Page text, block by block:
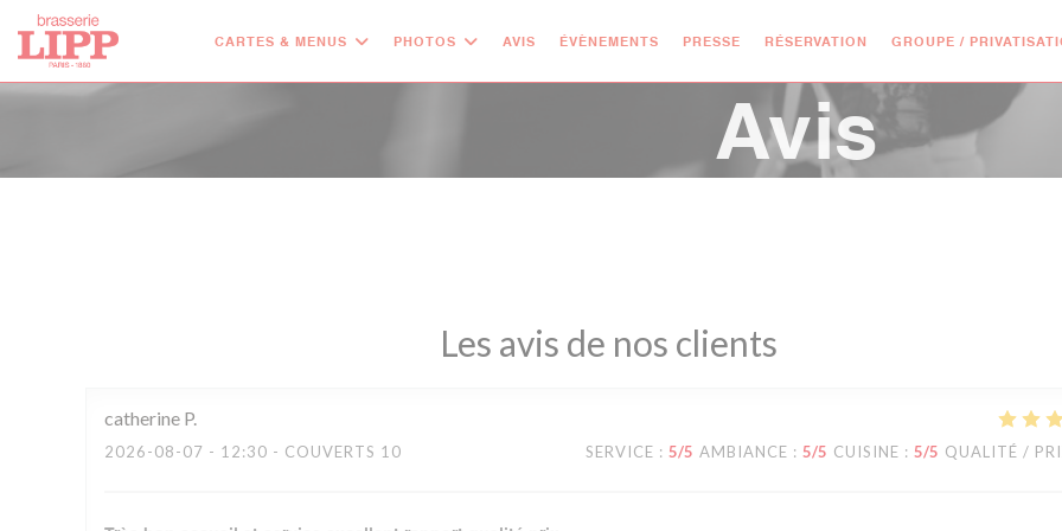
Personnalisation de vos choix en matière de cookies
CARTES & MENUS PHOTOS AVIS ÉVÈNEMENTS PRESSE RÉSERVATION GROUPE /
Avis
Les avis de nos clients
catherine P
2026-08-07 - 12:30 - COUVERTS 10 SERVICE : 5/5 AMBIANCE : 5/5 CUISINE : 5/5 QUALITÉ /